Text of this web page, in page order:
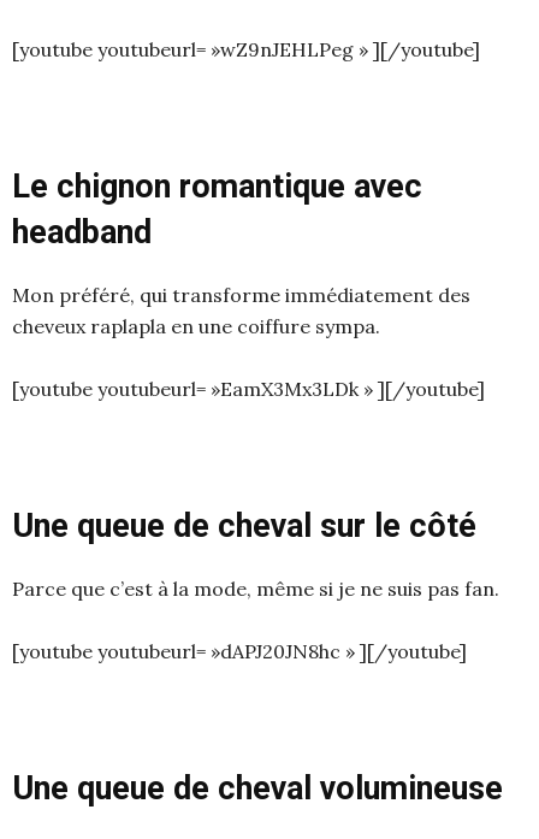
[youtube youtubeurl= »wZ9nJEHLPeg » ][/youtube]
Le chignon romantique avec
headband
Mon préféré, qui transforme immédiatement des
cheveux raplapla en une coiffure sympa.
[youtube youtubeurl= »EamX3Mx3LDk » ][/youtube]
Une queue de cheval sur le côté
Parce que c’est à la mode, même si je ne suis pas fan.
[youtube youtubeurl= »dAPJ20JN8hc » ][/youtube]
Une queue de cheval volumineuse